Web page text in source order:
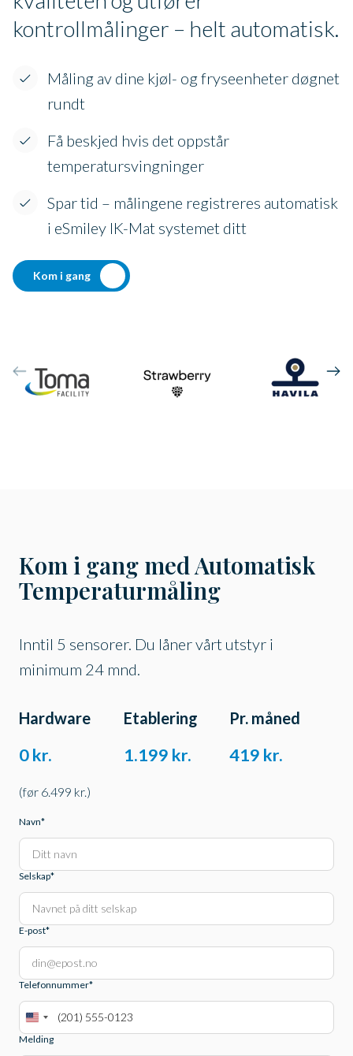
kontrollmålinger – helt automatisk.
Måling av dine kjøl- og fryseenheter døgnet
rundt
Få beskjed hvis det oppstår
temperatursvingninger
Spar tid – målingene registreres automatisk
i eSmiley IK-Mat systemet ditt
Kom i gang
Kom i gang med Automatisk
Temperaturmåling
Inntil 5 sensorer. Du låner vårt utstyr i
minimum 24 mnd.
Hardware
0 kr.
(før 6.499 kr.)
Etablering
1.199 kr.
Pr. måned
419 kr.
Navn*
Selskap*
E-post*
Telefonnummer*
A
Melding